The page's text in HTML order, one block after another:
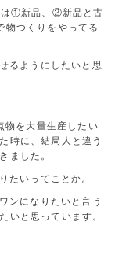
は①新品、②新品と古
つくりをやってる
るようにしたいと思
物を大量生産したい
時に、結局人と違う
ました。
たいってことか。
ンになりたいと言う
いと思っています。